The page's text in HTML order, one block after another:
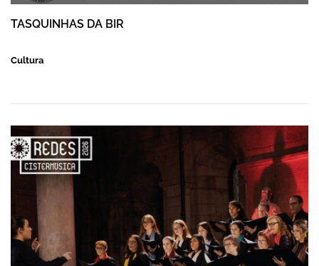
TASQUINHAS DA BIR
Cultura
CONCERTO CISTERMÚSICA EM